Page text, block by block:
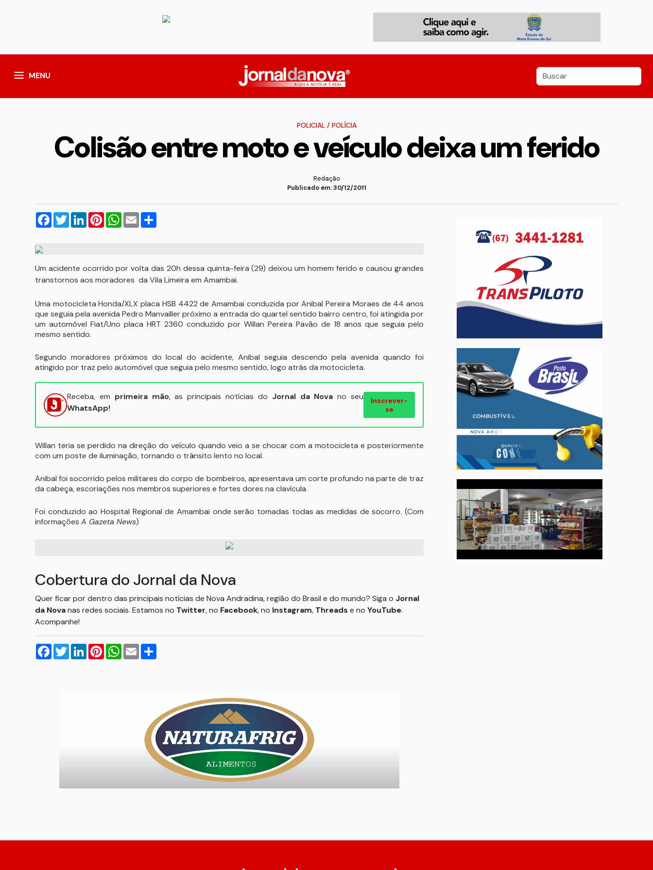
MENU
POLICIAL/ POLÍCIA
Colisão entre moto e veículo deixa um ferido
Redação
Publicado em: 30/12/2011
Facebook
TwitterLinkedInPinterestWhatsApp
Email
Um acidente ocorrido por volta das 20h dessa quinta-feira (29) deixou um homem ferido e causou grandes
transtornos aos moradores da Vila Limeira em Amambai.
Uma motocicleta Honda/XLX placa HSB 4422 de Amambai conduzida por Anibal Pereira Moraes de 44 anos
que seguia pela avenida Pedro Manvailler próximo a entrada do quartel sentido bairro centro, foi atingida por
um automóvel Fiat/Uno placa HRT 2360 conduzido por Willan Pereira Pavão de 18 anos que seguia pelo
mesmo sentido.
Segundo moradores próximos do local do acidente, Anibal seguia descendo pela avenida quando foi
atingido por traz pelo automóvel que seguia pelo mesmo sentido, logo atrás da motocicleta.
Receba, em primeira mão, as principais notícias do Jornal da Nova no seu
WhatsApp!
Inscrever-
se
Willan teria se perdido na direção do veículo quando veio a se chocar com a motocicleta e posteriormente
com um poste de iluminação, tornando o trânsito lento no local.
Anibal foi socorrido pelos militares do corpo de bombeiros, apresentava um corte profundo na parte de traz
da cabeça, escoriações nos membros superiores e fortes dores na clavícula.
Foi conduzido ao Hospital Regional de Amambai onde serão tomadas todas as medidas de socorro. (Com
informações A Gazeta News)
Cobertura do Jornal da Nova
Quer ficar por dentro das principais notícias de Nova Andradina, região do Brasil e do mundo? Siga o Jornal
da Novanas redes sociais. Estamos no Twitter, no Facebook, no Instagram, Threads e no YouTube.
Acompanhe!
Facebook
TwitterLinkedInPinterestWhatsApp
Email